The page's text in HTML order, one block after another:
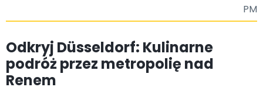
PM
Odkryj Düsseldorf: Kulinarne
podróż przez metropolię nad
Renem